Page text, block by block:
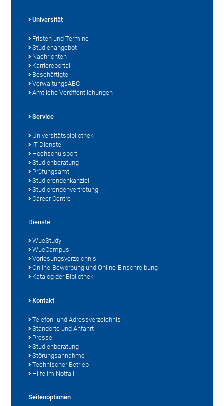
Universität
Fristen und Termine
Studienangebot
Nachrichten
Karriereportal
Beschäftigte
VerwaltungsABC
Amtliche Veröffentlichungen
Service
Universitätsbibliothek
IT-Dienste
Hochschulsport
Studienberatung
Prüfungsamt
Studierendenkanzlei
Studierendenvertretung
Career Centre
Dienste
WueStudy
WueCampus
Vorlesungsverzeichnis
Online-Bewerbung und Online-Einschreibung
Katalog der Bibliothek
Kontakt
Telefon- und Adressverzeichnis
Standorte und Anfahrt
Presse
Studienberatung
Störungsannahme
Technischer Betrieb
Hilfe im Notfall
Seitenoptionen